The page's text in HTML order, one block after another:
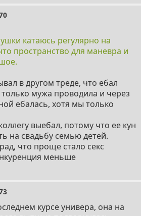
катаюсь регулярно на
пространство для маневра и
в другом треде, что ебал
мужа проводила и через
ебалась, хотя мы только
выебал, потому что ее кун
на свадьбу семью детей.
что проще стало секс
меньше
курсе универа, она на